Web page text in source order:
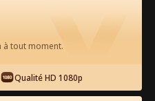
après être
Mon mari Dans
Tous les épisodes
à tout moment.
Qualité HD 1080p